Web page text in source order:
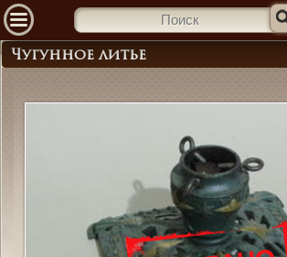
Чугунное литье